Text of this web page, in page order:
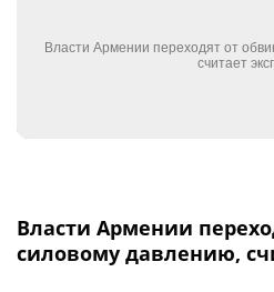
Власти Армении
силовому давлению,